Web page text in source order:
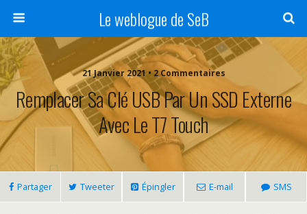
Le weblogue de SeB
21 Janvier 2021 • 2 Commentaires
Remplacer Sa Clé USB Par Un SSD Externe
Avec Le T7 Touch
Partager Tweeter Épingler E-mail SMS